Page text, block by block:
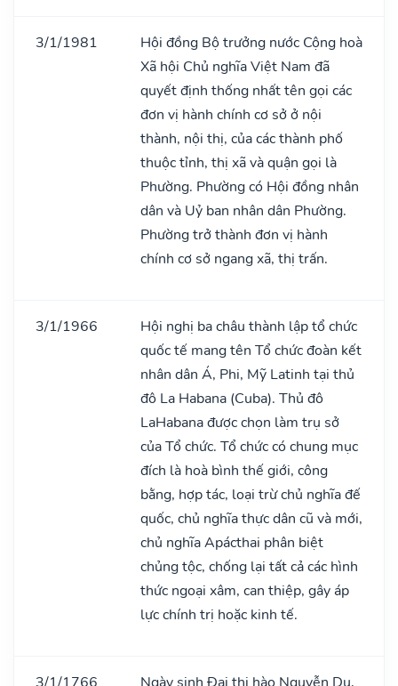
3/1/1981
Hội đồng Bộ trưởng nước Cộng hoà
Xã hội Chủ nghĩa Việt Nam đã
quyết định thống nhất tên gọi các
đơn vị hành chính cơ sở ở nội
thành, nội thị, của các thành phố
thuộc tỉnh, thị xã và quận gọi là
Phường. Phường có Hội đồng nhân
dân và Uỷ ban nhân dân Phường.
Phường trở thành đơn vị hành
chính cơ sở ngang xã, thị trấn.
3/1/1966
Hội nghị ba châu thành lập tổ chức
quốc tế mang tên Tổ chức đoàn kết
nhân dân Á, Phi, Mỹ Latinh tại thủ
đô La Habana (Cuba). Thủ đô
LaHabana được chọn làm trụ sở
của Tổ chức. Tổ chức có chung mục
đích là hoà bình thế giới, công
bằng, hợp tác, loại trừ chủ nghĩa đế
quốc, chủ nghĩa thực dân cũ và mới,
chủ nghĩa Apácthai phân biệt
chủng tộc, chống lại tất cả các hình
thức ngoại xâm, can thiệp, gây áp
lực chính trị hoặc kinh tế.